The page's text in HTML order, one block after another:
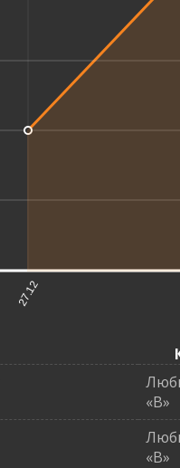
27.12
«B»
«B»